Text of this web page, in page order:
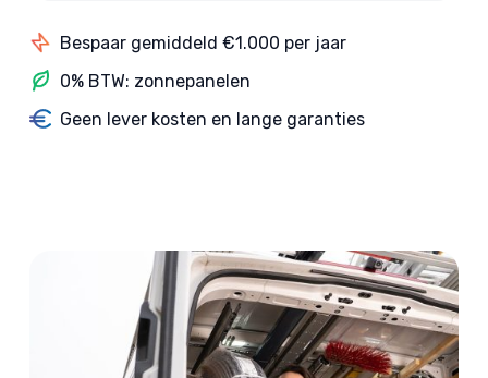
Bespaar gemiddeld €1.000 per jaar
0% BTW: zonnepanelen
Geen lever kosten en lange garanties